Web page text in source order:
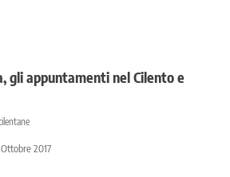
gli appuntamenti nel Cilento e
2017